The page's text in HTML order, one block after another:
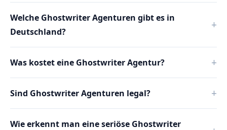
Welche Ghostwriter Agenturen gibt es in
Deutschland?
Was kostet eine Ghostwriter Agentur?
Sind Ghostwriter Agenturen legal?
Wie erkennt man eine seriöse Ghostwriter